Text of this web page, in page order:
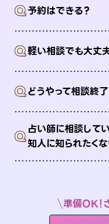
Q予約はできる？
Q軽い相談でも大丈
Qどうやって相談終
Q占い師に相談して
知人に知られたく
準備OK！